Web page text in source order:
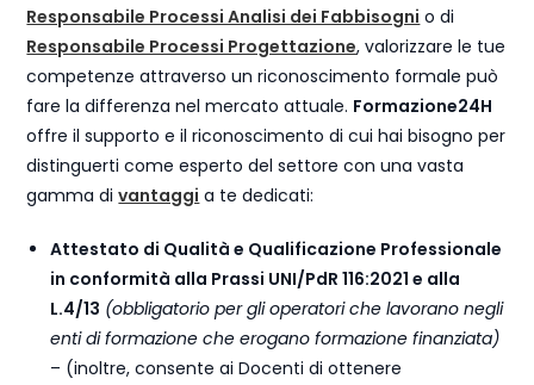
Responsabile Processi Analisi dei Fabbisogni o di
Responsabile Processi Progettazione, valorizzare le tue
competenze attraverso un riconoscimento formale può
fare la differenza nel mercato attuale. Formazione24H
offre il supporto e il riconoscimento di cui hai bisogno per
distinguerti come esperto del settore con una vasta
gamma divantaggi a te dedicati:
Attestato di Qualità e Qualificazione Professionale
in conformità alla Prassi UNI/PdR 116:2021 e alla
L.4/13 (obbligatorio per gli operatori che lavorano negli
enti di formazione che erogano formazione finanziata)
– (inoltre, consente ai Docenti di ottenere